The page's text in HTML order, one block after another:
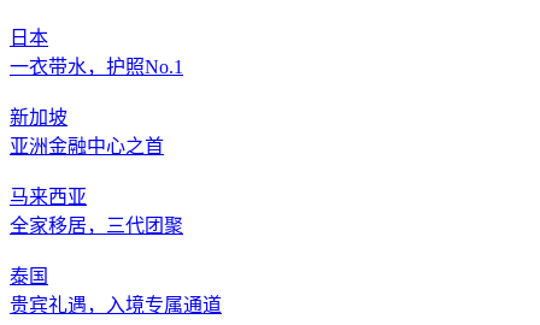
日本
一衣带水，护照No.1
新加坡
亚洲金融中心之首
马来西亚
全家移居，三代团聚
泰国
贵宾礼遇，入境专属通道